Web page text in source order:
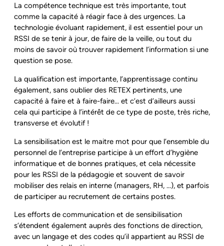
La compétence technique est très importante, tout
comme la capacité à réagir face à des urgences. La
technologie évoluant rapidement, il est essentiel pour un
RSSI de se tenir à jour, de faire de la veille, ou tout du
moins de savoir où trouver rapidement l’information si une
question se pose.
La qualification est importante, l’apprentissage continu
également, sans oublier des RETEX pertinents, une
capacité à faire et à faire-faire… et c’est d’ailleurs aussi
cela qui participe à l’intérêt de ce type de poste, très riche,
transverse et évolutif !
La sensibilisation est le maitre mot pour que l’ensemble du
personnel de l’entreprise participe à un effort d’hygiène
informatique et de bonnes pratiques, et cela nécessite
pour les RSSI de la pédagogie et souvent de savoir
mobiliser des relais en interne (managers, RH, …), et parfois
de participer au recrutement de certains postes.
Les efforts de communication et de sensibilisation
s’étendent également auprès des fonctions de direction,
avec un langage et des codes qu’il appartient au RSSI de